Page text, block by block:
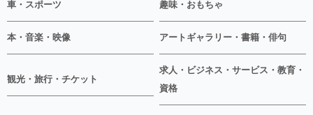
車・スポーツ 趣味・おもちゃ
本・音楽・映像 アートギャラリー・書籍・俳句
観光・旅行・チケット
求人・ビジネス・サービス・教育・
資格